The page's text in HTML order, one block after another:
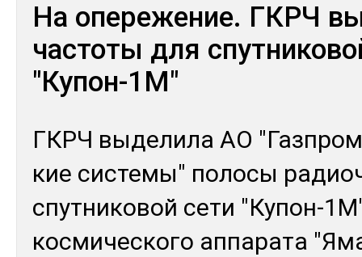
На опережение. ГКРЧ
частоты для
"Купон-1М"
ГКРЧ вы­дели­ла АО
кие сис­те­мы" по­лосы
спут­ни­ковой се­ти "Ку­пон-
кос­ми­чес­ко­го ап­па­рата